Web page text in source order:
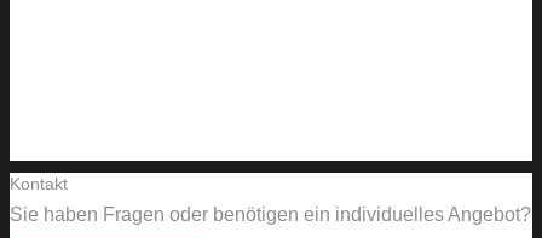
Kontakt
Sie haben Fragen oder benötigen ein individuelles Angebot?